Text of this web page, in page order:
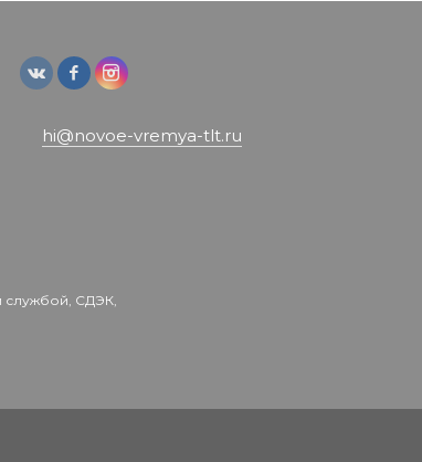
hi@novoe-vremya-tlt.ru
службой, СДЭК,